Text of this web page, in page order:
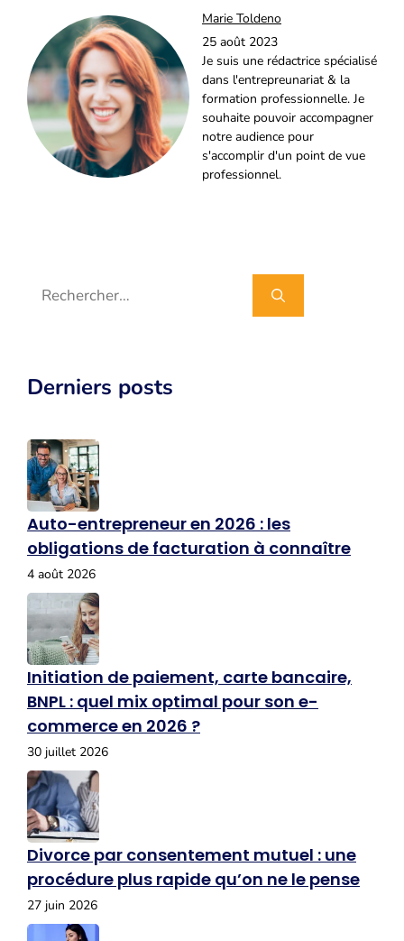
Marie Toldeno
25 août 2023
Je suis une rédactrice spécialisé
dans l'entrepreunariat & la
formation professionnelle. Je
souhaite pouvoir accompagner
notre audience pour
s'accomplir d'un point de vue
professionnel.
Rechercher :
Derniers posts
Auto-entrepreneur en 2026 : les
obligations de facturation à connaître
4 août 2026
Initiation de paiement, carte bancaire,
BNPL : quel mix optimal pour son e-
commerce en 2026 ?
30 juillet 2026
Divorce par consentement mutuel : une
procédure plus rapide qu’on ne le pense
27 juin 2026